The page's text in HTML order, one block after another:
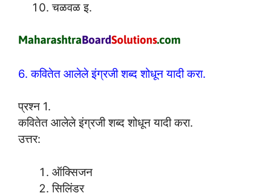
चळवळ इ.
6. कवितेत आलेले इंग्रजी शब्द शोधून यादी करा.
प्रश्न 1.
कवितेत आलेले इंग्रजी शब्द शोधून यादी करा.
उत्तर:
ऑक्सिजन
सिलिंडर